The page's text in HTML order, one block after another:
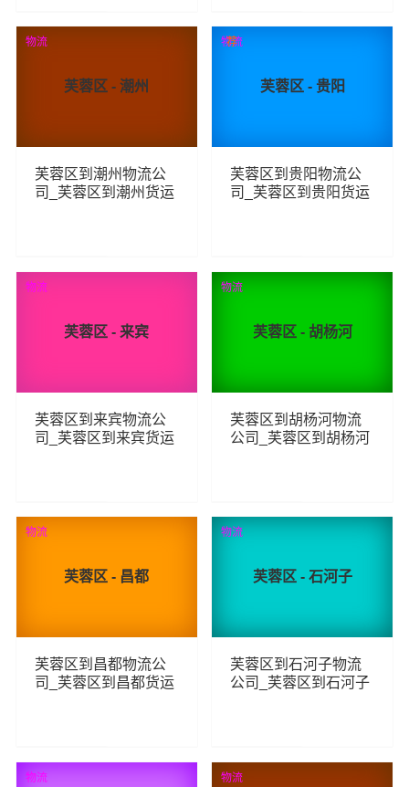
199 查看详细 106 查看详细
芙蓉区 - 潮州
芙蓉区到潮州物流公
司_芙蓉区到潮州货运
80 查看详细
物流
芙蓉区 - 贵阳
芙蓉区到贵阳物流公
司_芙蓉区到贵阳货运
125 查看详细
物流
荐
芙蓉区 - 来宾
芙蓉区到来宾物流公
司_芙蓉区到来宾货运
93 查看详细
物流
芙蓉区 - 胡杨河
芙蓉区到胡杨河物流
公司_芙蓉区到胡杨河
115 查看详细
物流
芙蓉区 - 昌都
芙蓉区到昌都物流公
司_芙蓉区到昌都货运
98 查看详细
物流
芙蓉区 - 石河子
芙蓉区到石河子物流
公司_芙蓉区到石河子
124 查看详细
物流
物流 物流